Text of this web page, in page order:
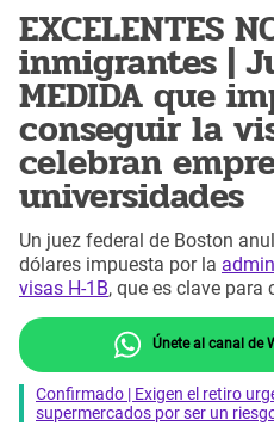
EXCELENTES
inmigrantes |
MEDIDA que
conseguir la
celebran
universidades
Un juez federal de Boston
dólares impuesta por la
visas H-1B, que es clave para
Únete al canal de
Confirmado | Exigen el retiro
supermercados por ser un